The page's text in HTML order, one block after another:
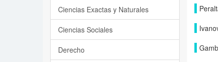
Ciencias Exactas y Naturales
Ciencias Sociales
Derecho